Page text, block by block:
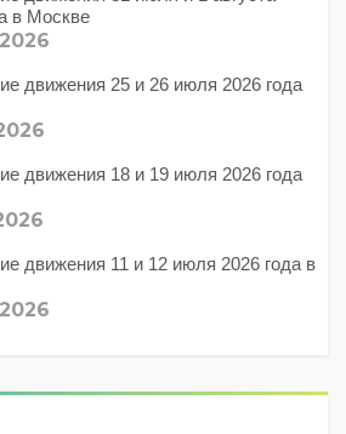
в Москве
движения 25 и 26 июля 2026 года
движения 18 и 19 июля 2026 года
движения 11 и 12 июля 2026 года в